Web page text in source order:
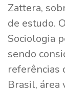
Zattera,
de estudo.
Sociologia
sendo
referências
Brasil, área